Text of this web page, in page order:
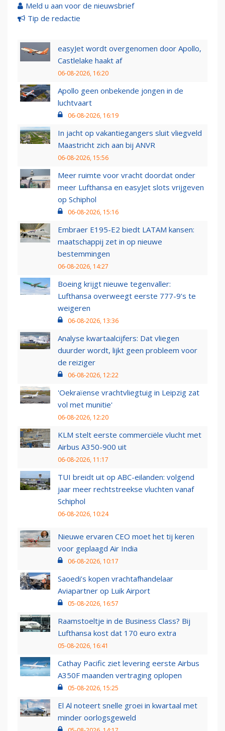
Meld u aan voor de nieuwsbrief
Tip de redactie
easyJet wordt overgenomen door Apollo,
Castlelake haakt af
06-08-2026, 16:20
Apollo geen onbekende jongen in de
luchtvaart
06-08-2026, 16:19
In jacht op vakantiegangers sluit vliegveld
Maastricht zich aan bij ANVR
06-08-2026, 15:56
Meer ruimte voor vracht doordat onder
meer Lufthansa en easyJet slots vrijgeven
op Schiphol
06-08-2026, 15:16
Embraer E195-E2 biedt LATAM kansen:
maatschappij zet in op nieuwe
bestemmingen
06-08-2026, 14:27
Boeing krijgt nieuwe tegenvaller:
Lufthansa overweegt eerste 777-9’s te
weigeren
06-08-2026, 13:36
Analyse kwartaalcijfers: Dat vliegen
duurder wordt, lijkt geen probleem voor
de reiziger
06-08-2026, 12:22
'Oekraïense vrachtvliegtuig in Leipzig zat
vol met munitie'
06-08-2026, 12:20
KLM stelt eerste commerciële vlucht met
Airbus A350-900 uit
06-08-2026, 11:17
TUI breidt uit op ABC-eilanden: volgend
jaar meer rechtstreekse vluchten vanaf
Schiphol
06-08-2026, 10:24
Nieuwe ervaren CEO moet het tij keren
voor geplaagd Air India
06-08-2026, 10:17
Saoedi’s kopen vrachtafhandelaar
Aviapartner op Luik Airport
05-08-2026, 16:57
Raamstoeltje in de Business Class? Bij
Lufthansa kost dat 170 euro extra
05-08-2026, 16:41
Cathay Pacific ziet levering eerste Airbus
A350F maanden vertraging oplopen
05-08-2026, 15:25
El Al noteert snelle groei in kwartaal met
minder oorlogsgeweld